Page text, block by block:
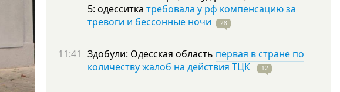
5: одесситка требовала у рф компенсацию за
тревоги и бессонные ночи
28
11:41 Здобули: Одесская область первая в стране по
количеству жалоб на действия ТЦК
12